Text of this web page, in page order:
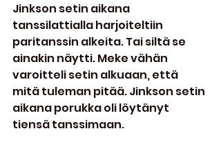
Jinkson setin aikana
tanssilattialla harjoiteltiin
paritanssin alkeita. Tai siltä se
ainakin näytti. Meke vähän
varoitteli setin alkuaan, että
mitä tuleman pitää. Jinkson setin
aikana porukka oli löytänyt
tiensä tanssimaan.